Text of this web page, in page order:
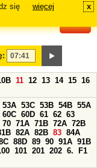
się
więcej x
11 12 13 14 15 16
53A 53C 53B 54B 55A
60C 60D 61 62 63
70 71A 71B 72A 72B
82A 82B 83 84A
88D 89 90 91A 91B
101 201 202 6.
F1